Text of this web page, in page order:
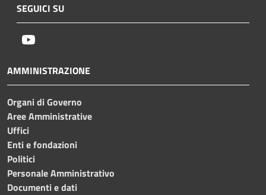
SEGUICI SU
AMMINISTRAZIONE
Organi di Governo
Aree Amministrative
Uffici
Enti e fondazioni
Politici
Personale Amministrativo
Documenti e dati